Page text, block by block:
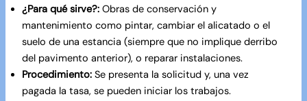
¿Para qué sirve?:Obras de conservación y
mantenimiento como pintar, cambiar el alicatado o el
suelo de una estancia (siempre que no implique derribo
del pavimento anterior), o reparar instalaciones.
Procedimiento:Se presenta la solicitud y, una vez
pagada la tasa, se pueden iniciar los trabajos.